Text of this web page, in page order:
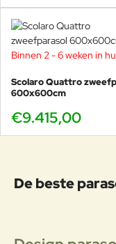
Binnen 2 - 6 weken in
Scolaro Quattro
600x600cm
€9.415,00
De beste